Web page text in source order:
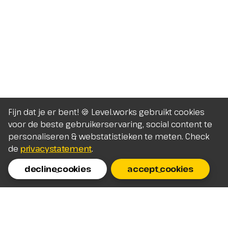
Fijn dat je er bent! 🍪 Level.works gebruikt cookies
voor de beste gebruikerservaring, social content te
personaliseren & webstatistieken te meten. Check
de privacystatement.
decline_cookies
accept_cookies